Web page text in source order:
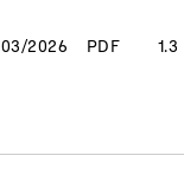
03/2026 PDF